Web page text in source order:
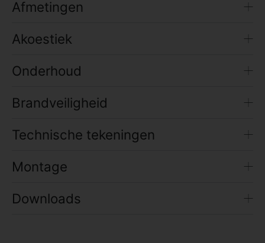
Afmetingen
Akoestiek
Onderhoud
Brandveiligheid
Technische tekeningen
Montage
Downloads